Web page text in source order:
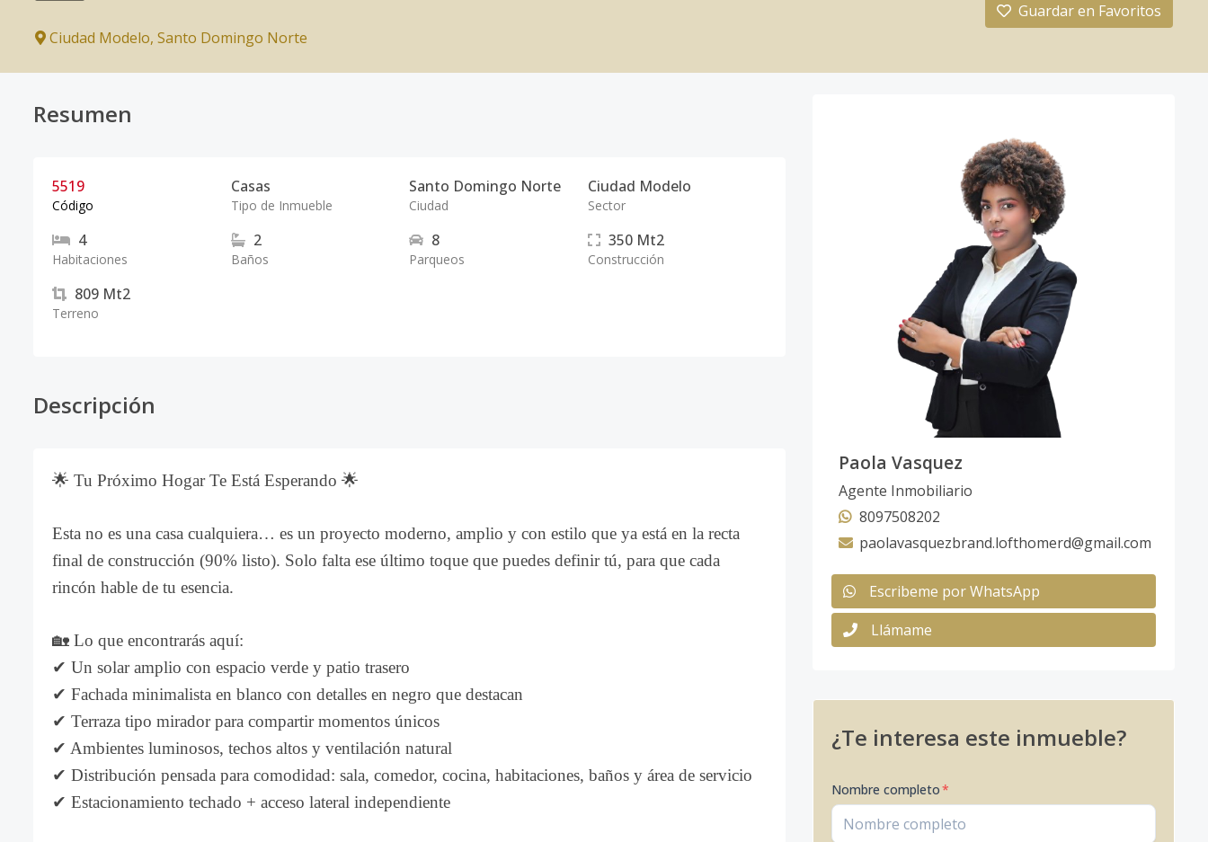
Ciudad Modelo, Santo Domingo Norte
Guardar en Favoritos
Resumen
5519
Código
Casas
Tipo de Inmueble
Santo Domingo Norte
Ciudad
Ciudad Modelo
Sector
4
Habitaciones
2
Baños
8
Parqueos
350 Mt2
Construcción
809 Mt2
Terreno
Descripción
🌟 Tu Próximo Hogar Te Está Esperando 🌟
Esta no es una casa cualquiera… es un proyecto moderno, amplio y con estilo que ya está en la recta
final de construcción (90% listo). Solo falta ese último toque que puedes definir tú, para que cada
rincón hable de tu esencia.
🏡 Lo que encontrarás aquí:
✔ Un solar amplio con espacio verde y patio trasero
✔ Fachada minimalista en blanco con detalles en negro que destacan
✔ Terraza tipo mirador para compartir momentos únicos
✔ Ambientes luminosos, techos altos y ventilación natural
✔ Distribución pensada para comodidad: sala, comedor, cocina, habitaciones, baños y área de servicio
✔ Estacionamiento techado + acceso lateral independiente
Paola Vasquez
Agente Inmobiliario
8097508202
paolavasquezbrand.lofthomerd@gmail.com
Escribeme por WhatsApp
Llámame
¿Te interesa este inmueble?
Nombre completo*